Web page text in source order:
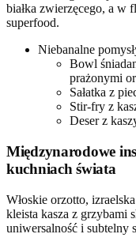
białka zwierzęcego, a w
superfood.
Niebanalne
Bowl
prażonymi
Sałatka z
Stir-fry z
Deser z
Międzynarodowe
kuchniach świata
Włoskie orzotto,
kleista kasza z grzybami
uniwersalność i subtelny